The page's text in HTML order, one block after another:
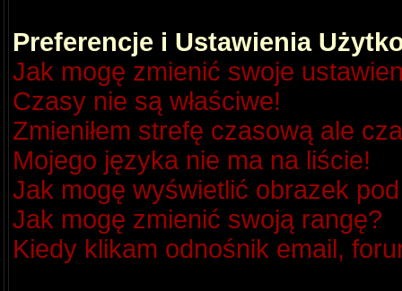
Preferencje i Ustawienia
Jak mogę zmienić swoje
Czasy nie są właściwe!
Zmieniłem strefę czasową ale
Mojego języka nie ma na liście!
Jak mogę wyświetlić obrazek
Jak mogę zmienić swoją rangę?
Kiedy klikam odnośnik email,